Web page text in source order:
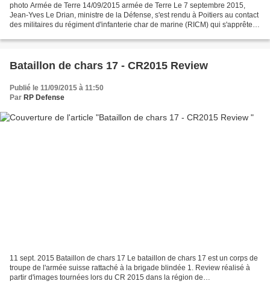
photo Armée de Terre 14/09/2015 armée de Terre Le 7 septembre 2015,
Jean-Yves Le Drian, ministre de la Défense, s'est rendu à Poitiers au contact
des militaires du régiment d'infanterie char de marine (RICM) qui s'apprête à
Bataillon de chars 17 - CR2015 Review
Publié le 11/09/2015 à 11:50
Par RP Defense
11 sept. 2015 Bataillon de chars 17 Le bataillon de chars 17 est un corps de
troupe de l'armée suisse rattaché à la brigade blindée 1. Review réalisé à
partir d'images tournées lors du CR 2015 dans la région de